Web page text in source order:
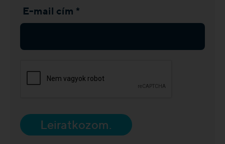
E-mail cím *
Leiratkozom.